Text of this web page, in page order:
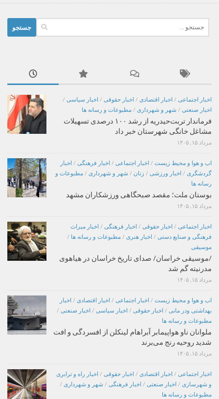
برای:
اخبار اجتماعی / اخبار اقتصادی / اخبار حقوقی / اخبار سیاسی /
اخبار صنعتی / شهر و شهرداری / مطبوعات و رسانه ها
فرماندار تربت‌حیدریه از رشد ۱۰۰ درصدی تسهیلات
مشاغل خانگی شهرستان خبر داد
مرداد ۱۵, ۱۴۰۵
اب و هوا و محیط زیست / اخبار اجتماعی / اخبار فرهنگی / اخبار
گردشگری / اخبار ورزشی / زنان / شهر و شهرداری / مطبوعات و
رسانه ها
بوستان ملت؛ مقصد صبحگاهی ورزشکاران مشهد
مرداد ۱۵, ۱۴۰۵
اخبار اجتماعی / اخبار حقوقی / اخبار فرهنگی / اخبار میراث
فرهنگی و صنایع دستی / اخبار هنری / مطبوعات و رسانه ها /
موسیقی
/موسیقی خراسان/ صدای تاریخ خراسان در هیاهوی
مدرنیته گم شد
مرداد ۱۵, ۱۴۰۵
اب و هوا و محیط زیست / اخبار اجتماعی / اخبار اقتصادی / اخبار
بهداشتی ودر مانی / اخبار حقوقی / اخبار سیاسی / اخبار صنعتی /
مطبوعات و رسانه ها
ملوانان ناو هواپیمابر آبراهام لینکلن از افسردگی و افت
شدید روحیه رنج می‌برند
مرداد ۱۵, ۱۴۰۵
اخبار اجتماعی / اخبار اقتصادی / اخبار حقوقی / اخبار راه و ترابری
و شهرسازی / اخبار صنعتی / اخبار فرهنگی / شهر و شهرداری /
مطبوعات و رسانه ها